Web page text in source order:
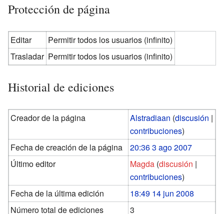
Protección de página
Editar
Permitir todos los usuarios (infinito)
Trasladar Permitir todos los usuarios (infinito)
Historial de ediciones
Creador de la página Alstradiaan (discusión |
contribuciones)
Fecha de creación de la página
20:36 3 ago 2007
Último editor
Magda (discusión |
contribuciones)
Fecha de la última edición
18:49 14 jun 2008
Número total de ediciones
3